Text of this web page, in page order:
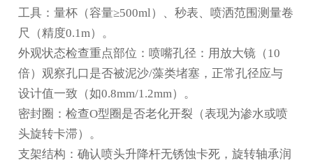
工具：量杯（容量≥500ml）、秒表、喷洒范围测量卷
尺（精度0.1m）。
外观状态检查重点部位：喷嘴孔径：用放大镜（10
倍）观察孔口是否被泥沙/藻类堵塞，正常孔径应与
设计值一致（如0.8mm/1.2mm）。
密封圈：检查O型圈是否老化开裂（表现为渗水或喷
头旋转卡滞）。
支架结构：确认喷头升降杆无锈蚀卡死，旋转轴承润